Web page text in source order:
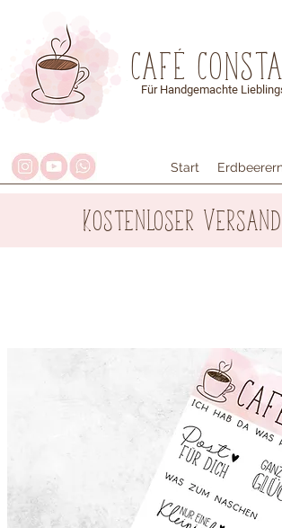
Café
Für Handgemachte
Start
Kostenloser